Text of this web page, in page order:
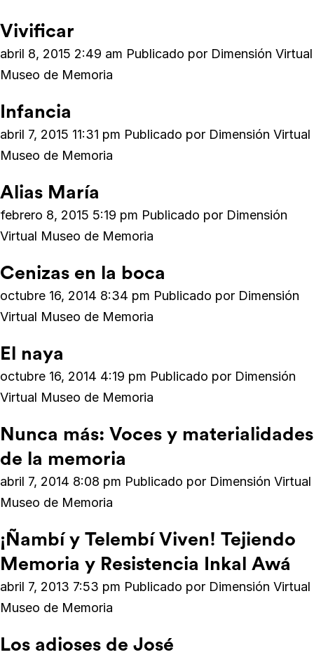
Vivificar
abril 8, 2015 2:49 am Publicado por Dimensión Virtual
Museo de Memoria
Infancia
abril 7, 2015 11:31 pm Publicado por Dimensión Virtual
Museo de Memoria
Alias María
febrero 8, 2015 5:19 pm Publicado por Dimensión
Virtual Museo de Memoria
Cenizas en la boca
octubre 16, 2014 8:34 pm Publicado por Dimensión
Virtual Museo de Memoria
El naya
octubre 16, 2014 4:19 pm Publicado por Dimensión
Virtual Museo de Memoria
Nunca más: Voces y materialidades
de la memoria
abril 7, 2014 8:08 pm Publicado por Dimensión Virtual
Museo de Memoria
¡Ñambí y Telembí Viven! Tejiendo
Memoria y Resistencia Inkal Awá
abril 7, 2013 7:53 pm Publicado por Dimensión Virtual
Museo de Memoria
Los adioses de José